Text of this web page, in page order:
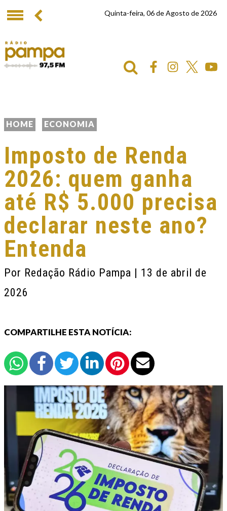
Quinta-feira, 06 de Agosto de 2026
HOME ECONOMIA
Imposto de Renda
2026: quem ganha
até R$ 5.000 precisa
declarar neste ano?
Entenda
Por Redação Rádio Pampa | 13 de abril de
2026
COMPARTILHE ESTA NOTÍCIA: